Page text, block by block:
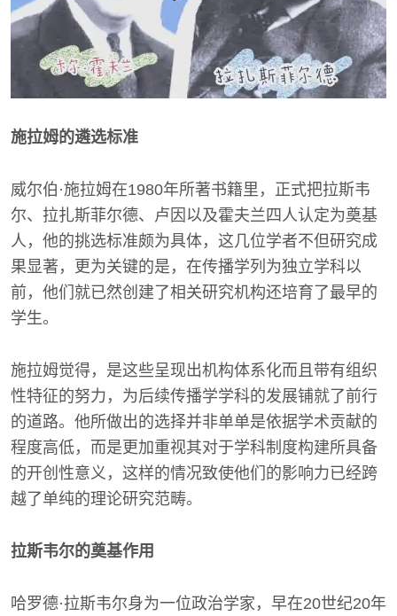
施拉姆的遴选标准
威尔伯·施拉姆在1980年所著书籍里，正式把拉斯韦
尔、拉扎斯菲尔德、卢因以及霍夫兰四人认定为奠基
人，他的挑选标准颇为具体，这几位学者不但研究成
果显著，更为关键的是，在传播学列为独立学科以
前，他们就已然创建了相关研究机构还培育了最早的
学生。
施拉姆觉得，是这些呈现出机构体系化而且带有组织
性特征的努力，为后续传播学学科的发展铺就了前行
的道路。他所做出的选择并非单单是依据学术贡献的
程度高低，而是更加重视其对于学科制度构建所具备
的开创性意义，这样的情况致使他们的影响力已经跨
越了单纯的理论研究范畴。
拉斯韦尔的奠基作用
哈罗德·拉斯韦尔身为一位政治学家，早在20世纪20年